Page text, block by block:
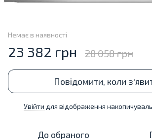
Немає в наявності
23 382 грн 28 058 грн
Повідомити, коли
Увійти для відображення
До обраного